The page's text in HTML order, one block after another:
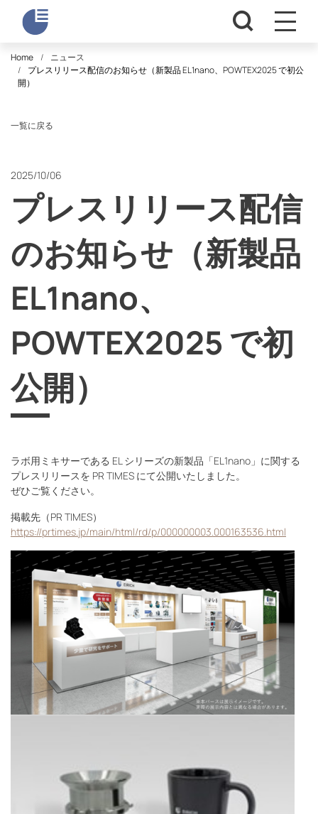
Home
ニュース
プレスリリース配信のお知らせ（新製品 EL1nano、POWTEX2025 で初公
開）
一覧に戻る
2025/10/06
プレスリリース配信
のお知らせ（新製品
EL1nano、
POWTEX2025 で初
公開）
ラボ用ミキサーである EL シリーズの新製品「EL1nano」に関する
プレスリリースを PR TIMES にて公開いたしました。
ぜひご覧ください。
掲載先（PR TIMES）
https://prtimes.jp/main/html/rd/p/000000003.000163536.html